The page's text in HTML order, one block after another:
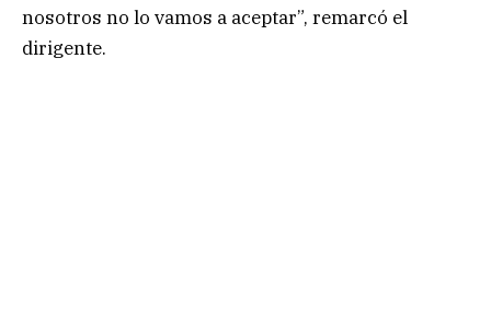
nosotros no lo vamos a aceptar”, remarcó el
dirigente.